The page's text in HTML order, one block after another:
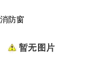
消防窗